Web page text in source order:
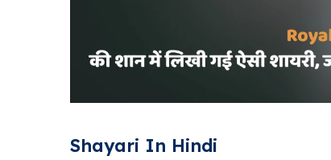
Shayari In Hindi